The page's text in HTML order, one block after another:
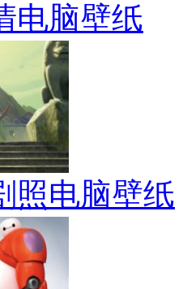
电脑壁纸
照电脑壁纸